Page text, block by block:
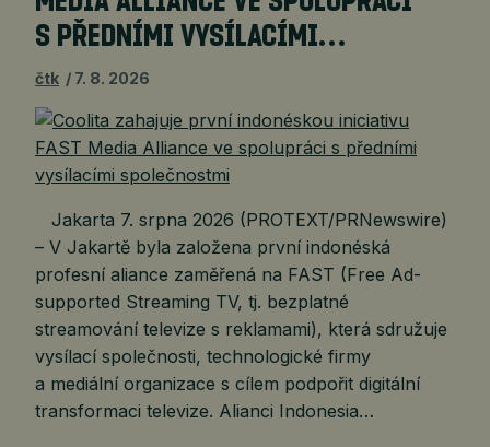
S PŘEDNÍMI VYSÍLACÍMI…
čtk 7. 8. 2026
Jakarta 7. srpna 2026 (PROTEXT/PRNewswire)
– V Jakartě byla založena první indonéská
profesní aliance zaměřená na FAST (Free Ad-
supported Streaming TV, tj. bezplatné
streamování televize s reklamami), která sdružuje
vysílací společnosti, technologické firmy
a mediální organizace s cílem podpořit digitální
transformaci televize. Alianci Indonesia…